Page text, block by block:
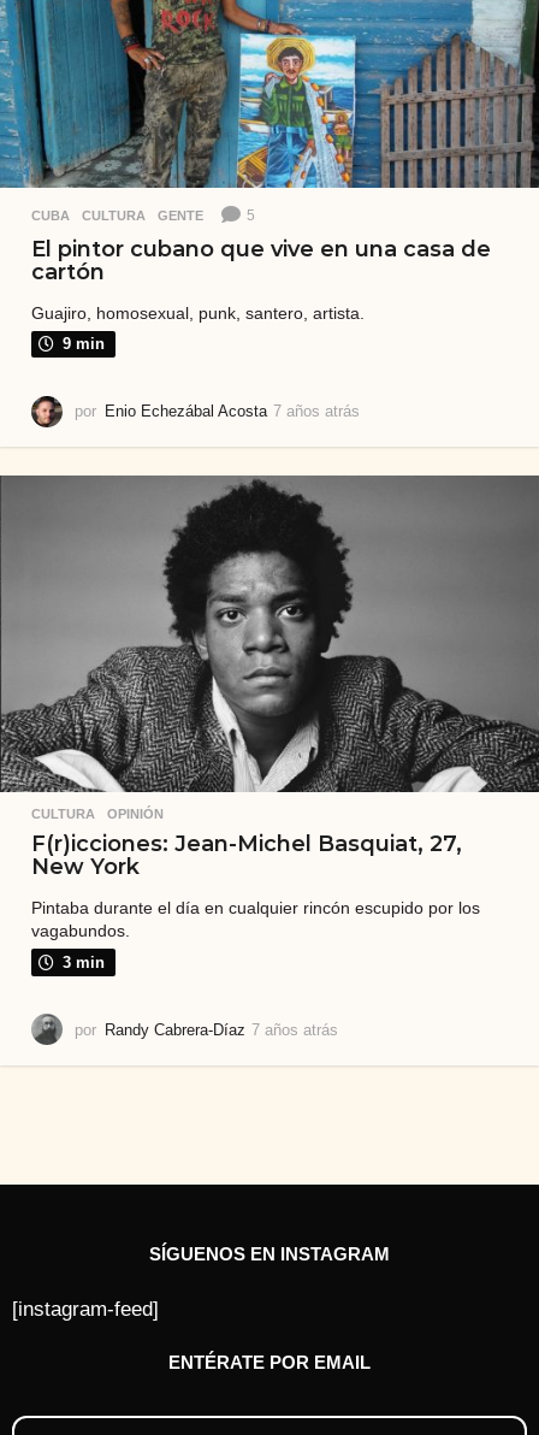
s
CUBA ,CULTURA ,GENTE 5
El pintor cubano que vive en una casa de
cartón
Guajiro, homosexual, punk, santero, artista.
9 min
por Enio Echezábal Acosta 7 años atrás
o
CULTURA ,OPINIÓN
F(r)icciones: Jean-Michel Basquiat, 27,
New York
Pintaba durante el día en cualquier rincón escupido por los
vagabundos.
3 min
por Randy Cabrera-Díaz 7 años atrás
r
SÍGUENOS EN INSTAGRAM
[instagram-feed]
ENTÉRATE POR EMAIL